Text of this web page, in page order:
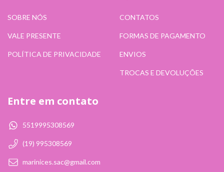
SOBRE NÓS
VALE PRESENTE
POLÍTICA DE PRIVACIDADE
CONTATOS
FORMAS DE PAGAMENTO
ENVIOS
TROCAS E DEVOLUÇÕES
Entre em contato
5519995308569
(19) 995308569
marinices.sac@gmail.com